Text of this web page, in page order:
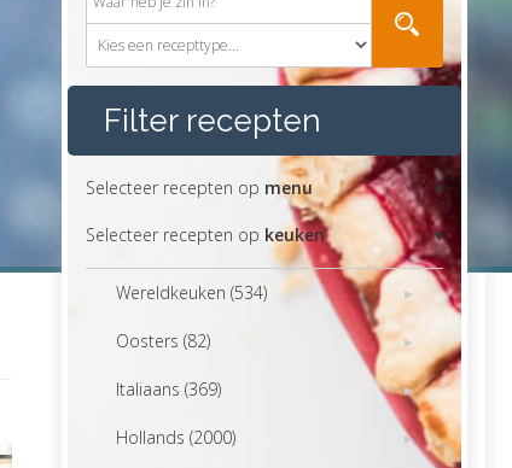
Filter recepten
Selecteer recepten op menu
Selecteer recepten op keuken
Wereldkeuken (534)
Oosters (82)
Italiaans (369)
Hollands (2000)